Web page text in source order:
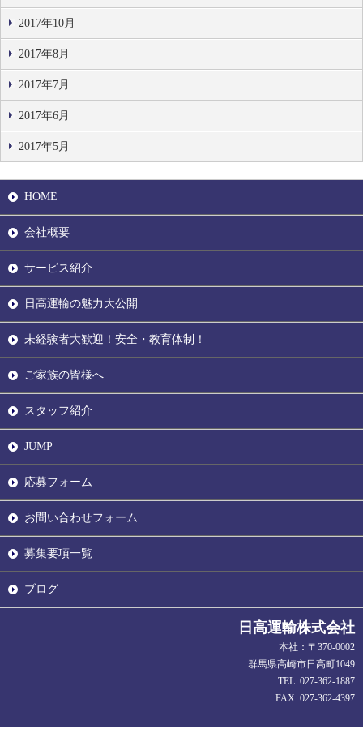
2017年10月
2017年8月
2017年7月
2017年6月
2017年5月
HOME
会社概要
サービス紹介
日高運輸の魅力大公開
未経験者大歓迎！安全・教育体制！
ご家族の皆様へ
スタッフ紹介
JUMP
応募フォーム
お問い合わせフォーム
募集要項一覧
ブログ
日高運輸株式会社
本社：〒370-0002
群馬県高崎市日高町1049
TEL. 027-362-1887
FAX. 027-362-4397